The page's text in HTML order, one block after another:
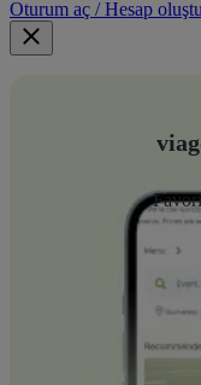
Oturum aç / Hesap